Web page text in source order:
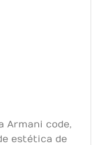
Armani code,
estética de